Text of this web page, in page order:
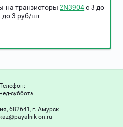
2N3904c 3 до
до 3 руб/шт
Телефон:
суббота
682641, г. Амурск
on.ru